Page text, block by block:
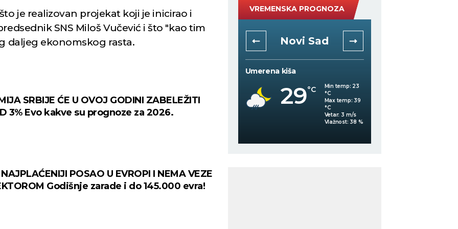
je realizovan projekat koji je inicirao i
SNS Miloš Vučević i što "kao tim
daljeg ekonomskog rasta.
SRBIJE ĆE U OVOJ GODINI ZABELEŽITI
3% Evo kakve su prognoze za 2026.
POSAO U EVROPI I NEMA VEZE
Godišnje zarade i do 145.000 evra!
VREMENSKA PROGNOZA
Niš
27°C
°C
Max temp:37
Vetar:2 m/s
26
Novi Sad
Umerena kiša
29°C Min temp: 23
°C
Max temp: 39
°C
Vetar: 3 m/s
Vlažnost: 38 %